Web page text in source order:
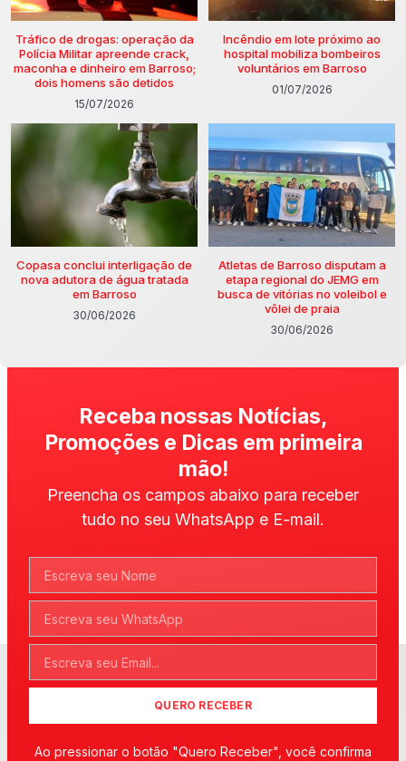
Tráfico de drogas: operação da
Polícia Militar apreende crack,
maconha e dinheiro em Barroso;
dois homens são detidos
15/07/2026
Incêndio em lote próximo ao
hospital mobiliza bombeiros
voluntários em Barroso
01/07/2026
Copasa conclui interligação de
nova adutora de água tratada
em Barroso
30/06/2026
Atletas de Barroso disputam a
etapa regional do JEMG em
busca de vitórias no voleibol e
vôlei de praia
30/06/2026
Receba nossas Notícias,
Promoções e Dicas em primeira
mão!
Preencha os campos abaixo para receber
tudo no seu WhatsApp e E-mail.
QUERO RECEBER
Ao pressionar o botão "Quero Receber", você confirma